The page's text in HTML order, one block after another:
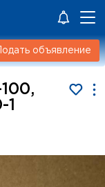
объявление
1